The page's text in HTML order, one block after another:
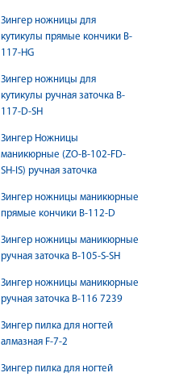
Зингер ножницы для
кутикулы прямые кончики B-
117-HG
Зингер ножницы для
кутикулы ручная заточка B-
117-D-SH
Зингер Ножницы
маникюрные (ZO-B-102-FD-
SH-IS) ручная заточка
Зингер ножницы маникюрные
прямые кончики B-112-D
Зингер ножницы маникюрные
ручная заточка B-105-S-SH
Зингер ножницы маникюрные
ручная заточка B-116 7239
Зингер пилка для ногтей
алмазная F-7-2
Зингер пилка для ногтей